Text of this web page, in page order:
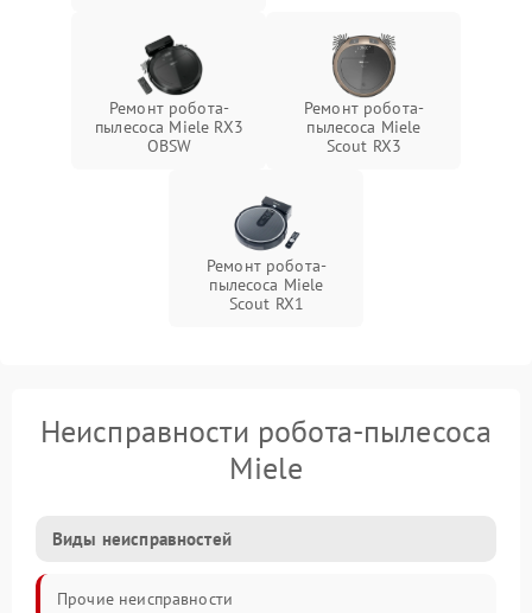
Ремонт робота-
пылесоса Miele RX3
OBSW
Ремонт робота-
пылесоса Miele
Scout RX3
Ремонт робота-
пылесоса Miele
Scout RX1
Неисправности робота-пылесоса
Miele
Виды неисправностей
Прочие неисправности